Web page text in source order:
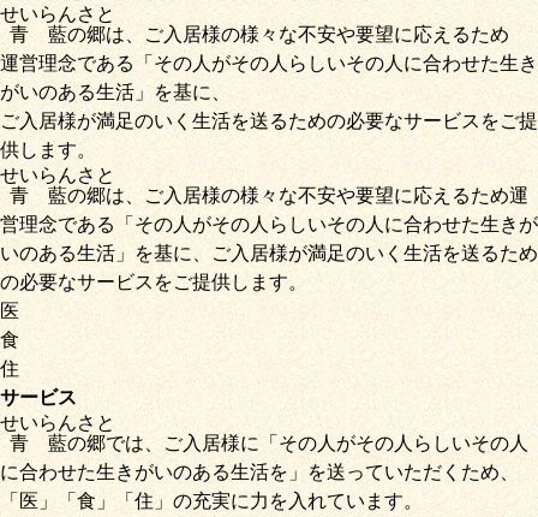
青藍
せいらん
の郷
さと
は、ご入居様の様々な不安や要望に応えるため
運営理念である「その人がその人らしいその人に合わせた生き
がいのある生活」を基に、
ご入居様が満足のいく生活を送るための必要なサービスをご提
供します。
青藍
せいらん
の郷
さと
は、ご入居様の様々な不安や要望に応えるため運
営理念である「その人がその人らしいその人に合わせた生きが
いのある生活」を基に、ご入居様が満足のいく生活を送るため
の必要なサービスをご提供します。
医
食
住
サービス
青藍
せいらん
の郷
さと
では、ご入居様に「その人がその人らしいその人
に合わせた生きがいのある生活を」を送っていただくため、
「医」 「食」「住」の充実に力を入れています。